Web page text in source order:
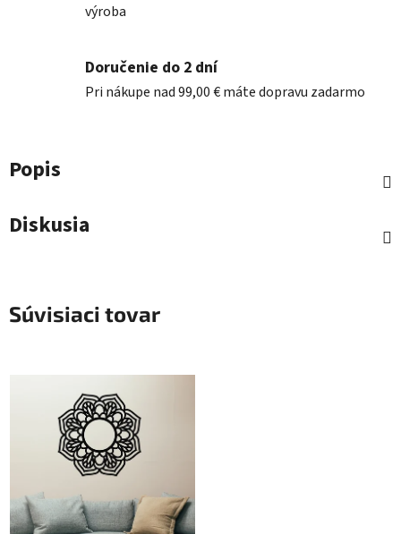
výroba
Doručenie do 2 dní
Pri nákupe nad 99,00 € máte dopravu zadarmo
Popis
Diskusia
Súvisiaci tovar